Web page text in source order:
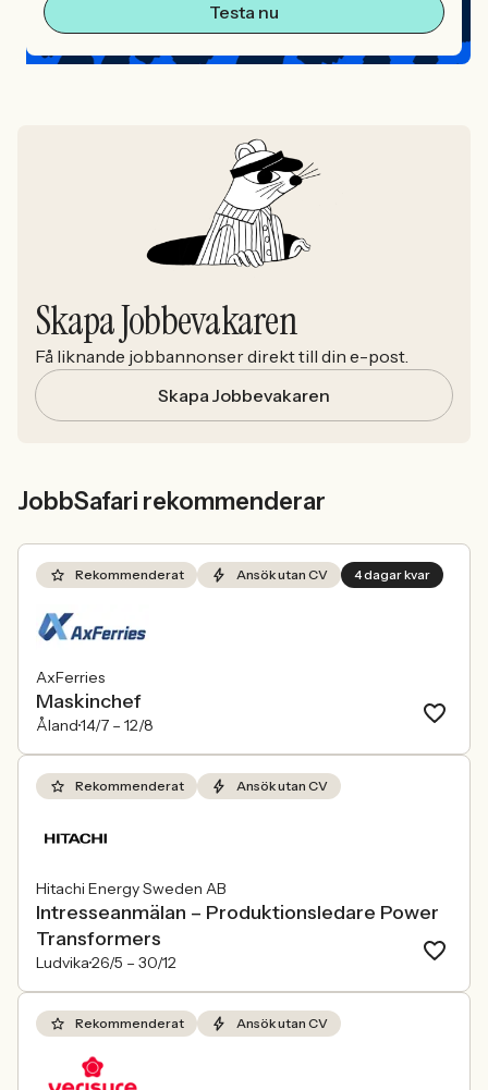
Testa nu
Skapa Jobbevakaren
Få liknande jobbannonser direkt till din e-post.
Skapa Jobbevakaren
JobbSafari rekommenderar
Rekommenderat Ansök utan CV 4 dagar kvar
AxFerries
Maskinchef
Åland14/7 – 12/8
Rekommenderat Ansök utan CV
Hitachi Energy Sweden AB
Intresseanmälan – Produktionsledare Power
Transformers
Ludvika26/5 – 30/12
Rekommenderat Ansök utan CV